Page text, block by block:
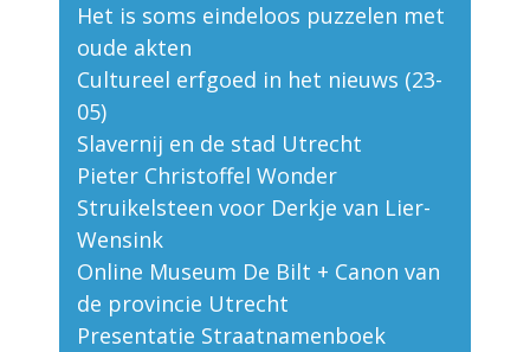
Het is soms eindeloos puzzelen met
oude akten
Cultureel erfgoed in het nieuws (23-
05)
Slavernij en de stad Utrecht
Pieter Christoffel Wonder
Struikelsteen voor Derkje van Lier-
Wensink
Online Museum De Bilt + Canon van
de provincie Utrecht
Presentatie Straatnamenboek